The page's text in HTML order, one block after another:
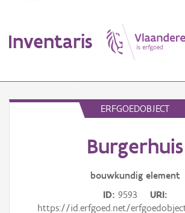
Inventaris
ERFGOEDOBJECT
Burgerhuis
bouwkundig element
ID 9593
URI
https://id.erfgoed.net/